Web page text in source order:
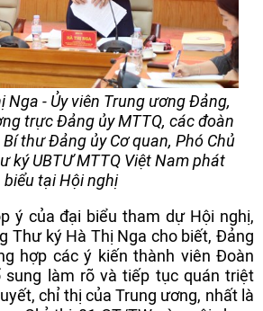
Nga - Ủy viên Trung ương Đảng,
trực Đảng ủy MTTQ, các đoàn
thư Đảng ủy Cơ quan, Phó Chủ
ký UBTƯ MTTQ Việt Nam phát
biểu tại Hội nghị
ý của đại biểu tham dự Hội nghị,
Thư ký Hà Thị Nga cho biết, Đảng
hợp các ý kiến thành viên Đoàn
sung làm rõ và tiếp tục quán triệt
chỉ thị của Trung ương, nhất là